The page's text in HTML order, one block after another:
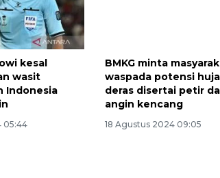
kesal
wasit
Indonesia
05:44
BMKG minta
waspada potensi
deras disertai petir
angin kencang
18 Agustus 2024 09:05